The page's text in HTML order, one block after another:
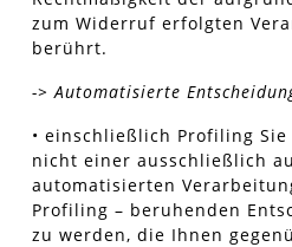
zum Widerruf erfolgten
berührt.
-> Automatisierte
• einschließlich Profiling Sie
nicht einer ausschließlich
automatisierten
Profiling – beruhenden
zu werden, die Ihnen